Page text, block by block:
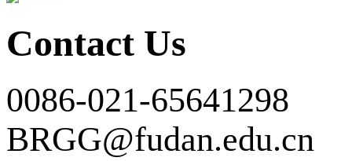
Contact Us
0086-021-65641298
BRGG@fudan.edu.cn